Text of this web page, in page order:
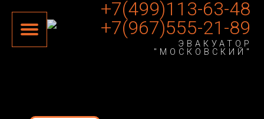
+7(499)113-63-48
+7(967)555-21-89
ЭВАКУАТОР
"МОСКОВСКИЙ"